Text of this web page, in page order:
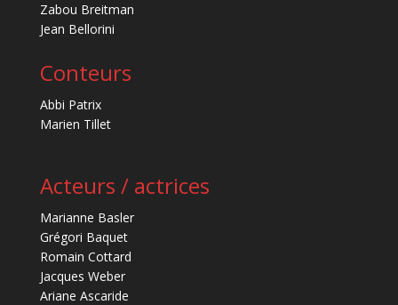
Zabou Breitman
Jean Bellorini
Conteurs
Abbi Patrix
Marien Tillet
Acteurs / actrices
Marianne Basler
Grégori Baquet
Romain Cottard
Jacques Weber
Ariane Ascaride